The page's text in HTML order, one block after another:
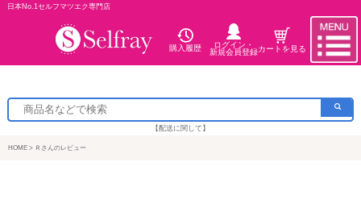
日本No.1セルフマツエク専門店
購入履歴
ログイン・
新規会員登録カートを見る
【配送に関して】
HOME Ｒさんのレビュー